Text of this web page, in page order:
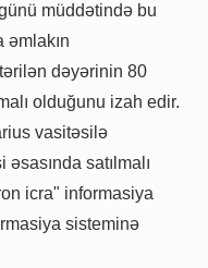
müddətində bu
əmlakın
dəyərinin 80
olduğunu izah edir.
vasitəsilə
satılmalı
icra" informasiya
sisteminə